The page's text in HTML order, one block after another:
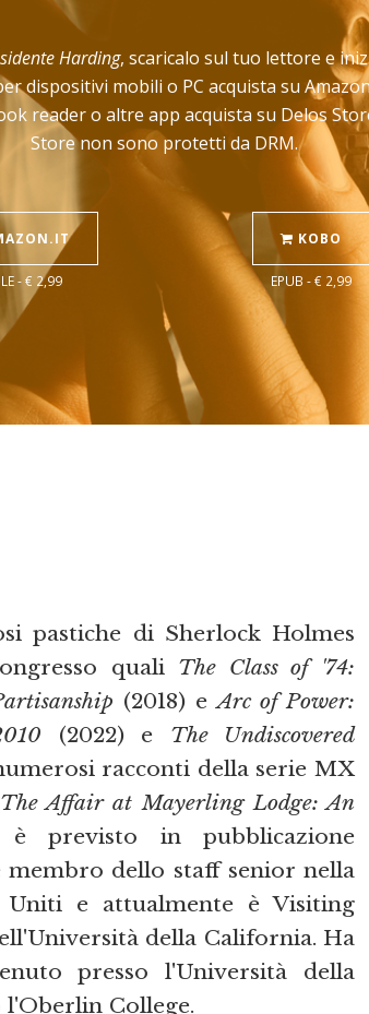
Harding, scaricalo sul tuo lettore e
dispositivi mobili o PC acquista su
reader o altre app acquista su Delos
Store non sono protetti da DRM.
- € 2,99
KOBO
EPUB - € 2,99
pastiche di Sherlock Holmes
quali The Class of '74:
(2018) eArc of Power:
(2022) e The Undiscovered
racconti della serie MX
The Affair at Mayerling Lodge: An
previsto in pubblicazione
membro dello staff senior nella
e attualmente è Visiting
della California. Ha
presso l'Università della
l'Oberlin College.